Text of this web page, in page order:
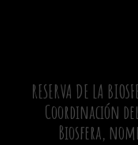
RESERVA DE LA
Coordinación
Biosfera,